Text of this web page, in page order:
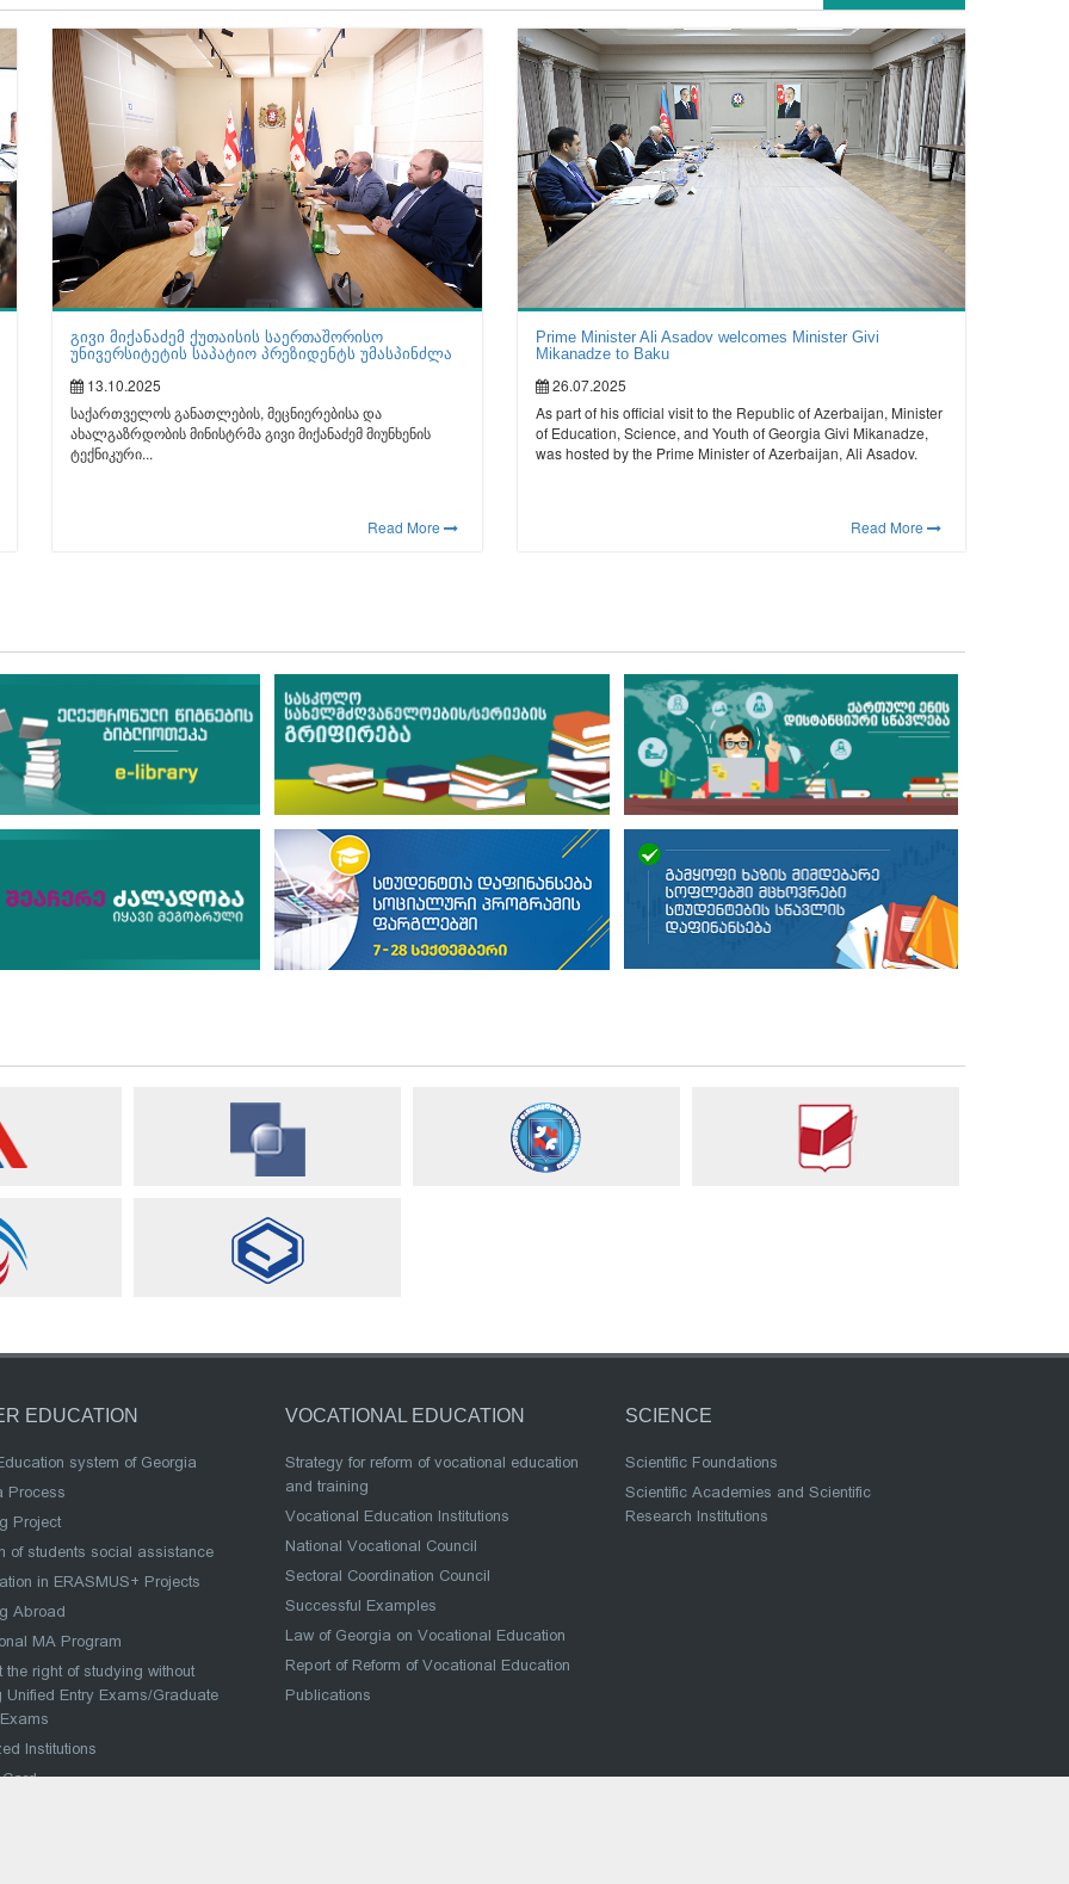
გივი მიქანაძემ ქუთაისის საერთაშორისო
უნივერსიტეტის საპატიო პრეზიდენტს უმასპინძლა
13.10.2025
საქართველოს განათლების, მეცნიერებისა და
ახალგაზრდობის მინისტრმა გივი მიქანაძემ მიუნხენის
ტექნიკური...
Read More
Prime Minister Ali Asadov welcomes Minister Givi
Mikanadze to Baku
26.07.2025
As part of his official visit to the Republic of Azerbaijan, Minister
of Education, Science, and Youth of Georgia Givi Mikanadze,
was hosted by the Prime Minister of Azerbaijan, Ali Asadov.
Read More
EDUCATION
system of Georgia
Process
Project
of students social assistance
in ERASMUS+ Projects
Abroad
MA Program
the right of studying without
Unified Entry Exams/Graduate
Institutions
VOCATIONAL EDUCATION
Strategy for reform of vocational education
and training
Vocational Education Institutions
National Vocational Council
Sectoral Coordination Council
Successful Examples
Law of Georgia on Vocational Education
Report of Reform of Vocational Education
Publications
SCIENCE
Scientific Foundations
Scientific Academies and Scientific
Research Institutions